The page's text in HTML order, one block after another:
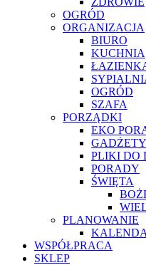
OGRÓD
ORGANIZACJA
BIURO
KUCHNIA
OGRÓD
SZAFA
PORZĄDKI
EKO
PLIKI DO
PORADY
ŚWIĘTA
PLANOWANIE
WSPÓŁPRACA
SKLEP